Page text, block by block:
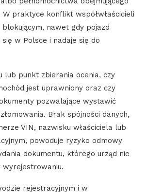
W praktyce konflikt współwłaścicieli
nawet gdy pojazd
się w Polsce i nadaje się do
lub punkt zbierania ocenia, czy
jest uprawniony oraz czy
pozwalające wystawić
Brak spójności danych,
VIN, nazwisku właściciela lub
powoduje ryzyko odmowy
dokumentu, którego urząd nie
wyrejestrowaniu.
rejestracyjnym i w